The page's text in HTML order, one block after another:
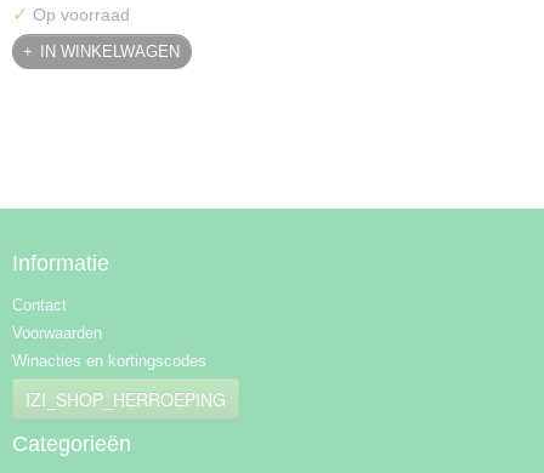
✓ Op voorraad
IN WINKELWAGEN
Informatie
Contact
Voorwaarden
Winacties en kortingscodes
IZI_SHOP_HERROEPING
Categorieën